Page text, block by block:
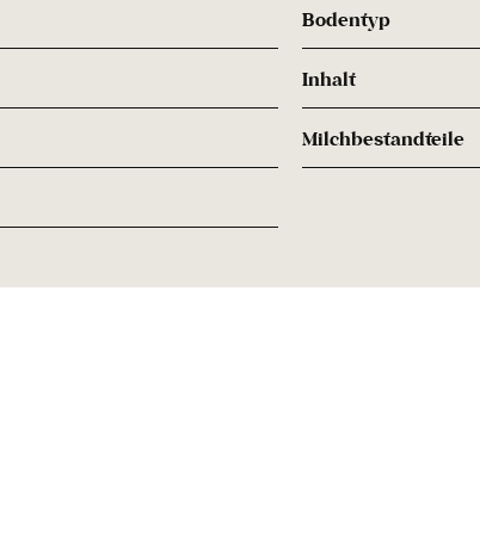
Bodentyp
Inhalt
Milchbestandteile